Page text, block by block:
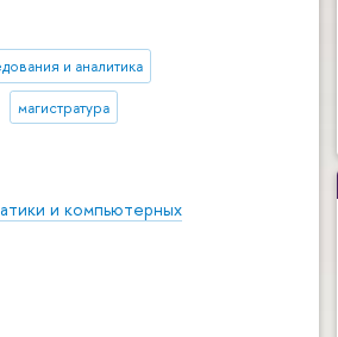
и аналитика
магистратура
и компьютерных